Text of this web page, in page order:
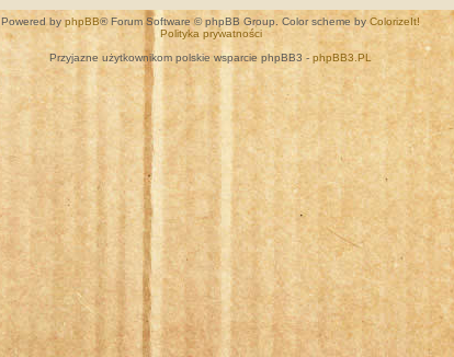
Powered by phpBB® Forum Software © phpBB Group. Color scheme by ColorizeIt!
Polityka prywatności
Przyjazne użytkownikom polskie wsparcie phpBB3 - phpBB3.PL